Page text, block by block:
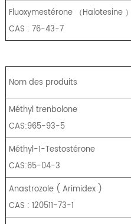
Fluoxymestérone （Halotesine ）
CAS : 76-43-7
Nom des produits
Méthyl trenbolone
CAS:965-93-5
Méthyl-1-Testostérone
CAS:65-04-3
Anastrozole (Arimidex )
CAS : 120511-73-1